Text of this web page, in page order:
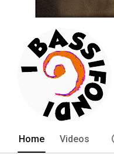
Home Videos